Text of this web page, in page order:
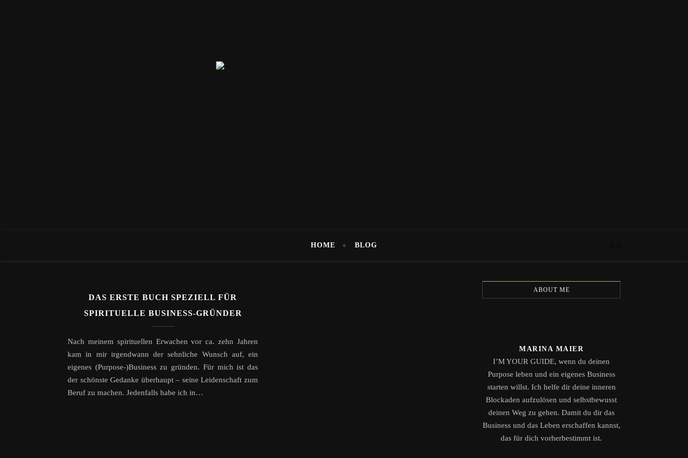
HOME BLOG
DAS ERSTE BUCH SPEZIELL FÜR
SPIRITUELLE BUSINESS-GRÜNDER
Nach meinem spirituellen Erwachen vor ca. zehn Jahren
kam in mir irgendwann der sehnliche Wunsch auf, ein
eigenes (Purpose-)Business zu gründen. Für mich ist das
der schönste Gedanke überhaupt – seine Leidenschaft zum
Beruf zu machen. Jedenfalls habe ich in…
ABOUT ME
MARINA MAIER
I’M YOUR GUIDE, wenn du deinen
Purpose leben und ein eigenes Business
starten willst. Ich helfe dir deine inneren
Blockaden aufzulösen und selbstbewusst
deinen Weg zu gehen. Damit du dir das
Business und das Leben erschaffen kannst,
das für dich vorherbestimmt ist.